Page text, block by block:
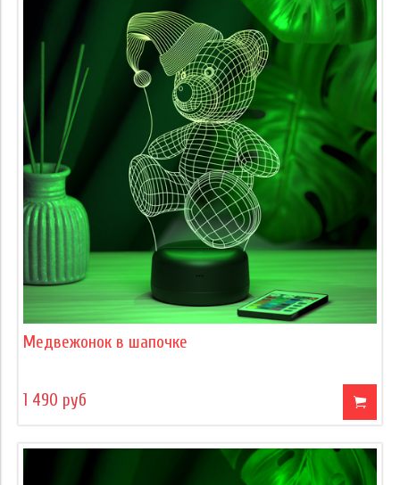
Медвежонок в шапочке
1 490 руб